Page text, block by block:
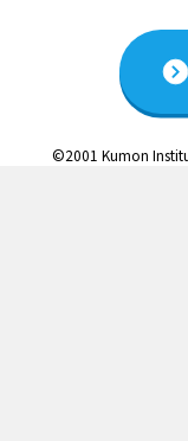
©2001 Kumon